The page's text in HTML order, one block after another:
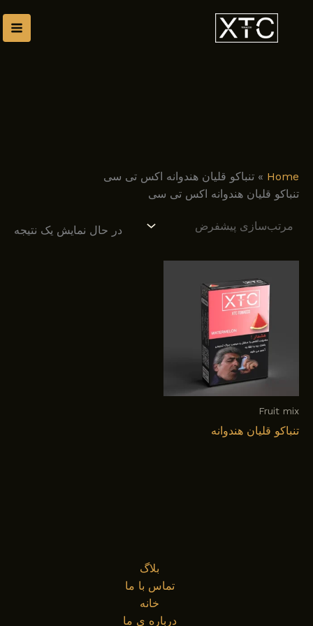
Home
»تنباکو قلیان هندوانه اکس تی سی
تنباکو قلیان هندوانه اکس تی سی
در حال نمایش یک نتیجه
Fruit mix
تنباکو قلیان هندوانه
بلاگ
تماس با ما
خانه
درباره ی ما